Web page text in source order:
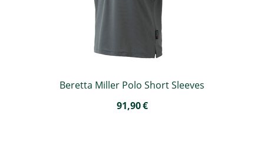
Beretta Miller Polo Short Sleeves
91,90€